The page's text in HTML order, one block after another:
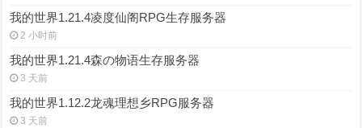
我的世界1.21.4凌度仙阁RPG生存服务器
2 小时前
我的世界1.21.4森の物语生存服务器
3 天前
我的世界1.12.2龙魂理想乡RPG服务器
3 天前